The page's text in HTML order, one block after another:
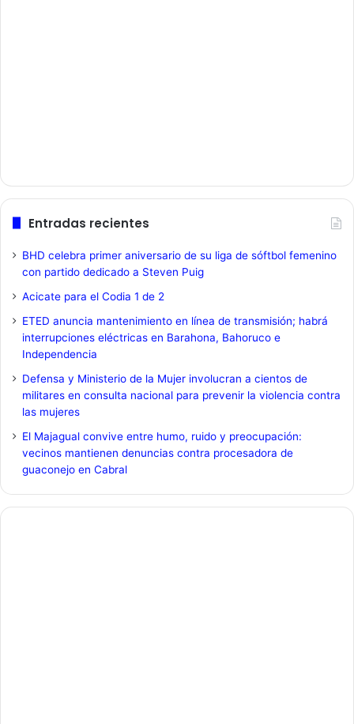
Entradas recientes
BHD celebra primer aniversario de su liga de sóftbol femenino
con partido dedicado a Steven Puig
Acicate para el Codia 1 de 2
ETED anuncia mantenimiento en línea de transmisión; habrá
interrupciones eléctricas en Barahona, Bahoruco e
Independencia
Defensa y Ministerio de la Mujer involucran a cientos de
militares en consulta nacional para prevenir la violencia contra
las mujeres
El Majagual convive entre humo, ruido y preocupación:
vecinos mantienen denuncias contra procesadora de
guaconejo en Cabral